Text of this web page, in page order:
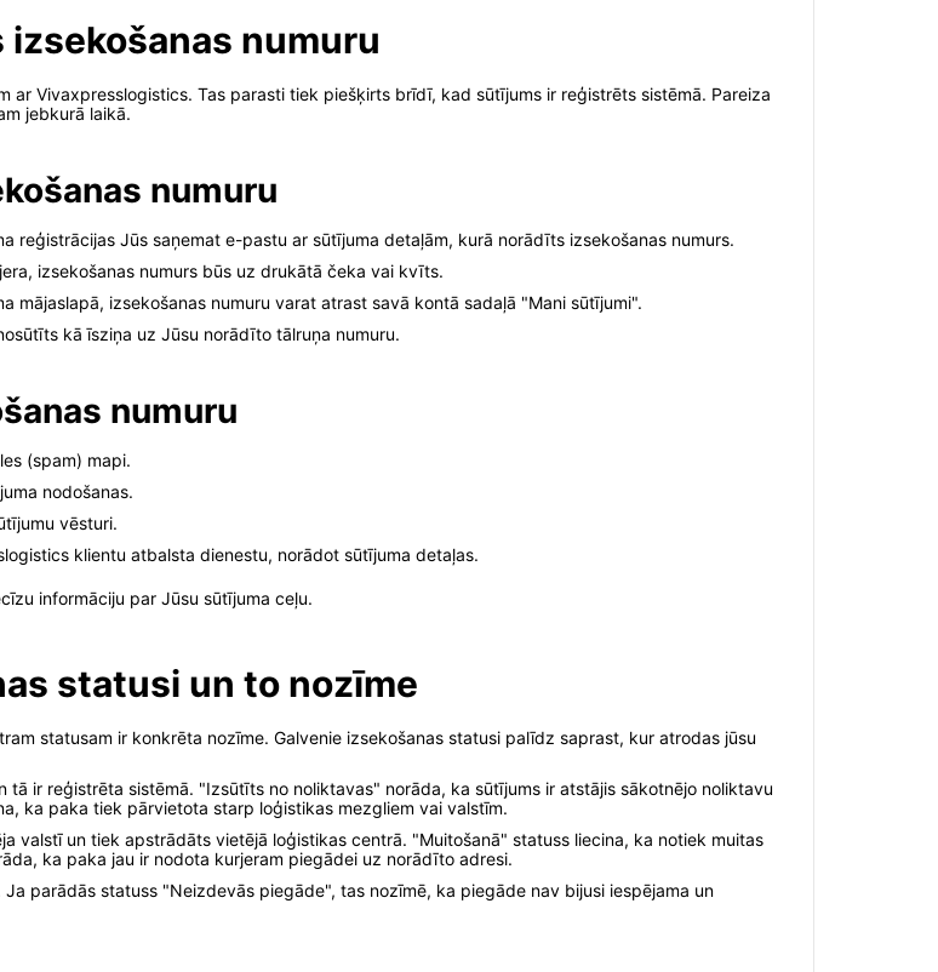
numuru
ar Vivaxpresslogistics. Tas parasti tiek piešķirts brīdī, kad sūtījums ir reģistrēts sistēmā. Pareiza
jebkurā laikā.
numuru
reģistrācijas Jūs saņemat e-pastu ar sūtījuma detaļām, kurā norādīts izsekošanas numurs.
izsekošanas numurs būs uz drukātā čeka vai kvīts.
mājaslapā, izsekošanas numuru varat atrast savā kontā sadaļā "Mani sūtījumi".
kā īsziņa uz Jūsu norādīto tālruņa numuru.
numuru
(spam) mapi.
nodošanas.
vēsturi.
klientu atbalsta dienestu, norādot sūtījuma detaļas.
informāciju par Jūsu sūtījuma ceļu.
statusi un to nozīme
statusam ir konkrēta nozīme. Galvenie izsekošanas statusi palīdz saprast, kur atrodas jūsu
ir reģistrēta sistēmā. "Izsūtīts no noliktavas" norāda, ka sūtījums ir atstājis sākotnējo noliktavu
ka paka tiek pārvietota starp loģistikas mezgliem vai valstīm.
valstī un tiek apstrādāts vietējā loģistikas centrā. "Muitošanā" statuss liecina, ka notiek muitas
ka paka jau ir nodota kurjeram piegādei uz norādīto adresi.
parādās statuss "Neizdevās piegāde", tas nozīmē, ka piegāde nav bijusi iespējama un